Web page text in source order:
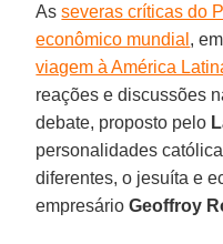
Asseveras críticas do
econômico mundial ,
viagem à América
reações e discussões
debate, proposto pelo
personalidades
diferentes, o jesuíta e
empresárioGeoffroy